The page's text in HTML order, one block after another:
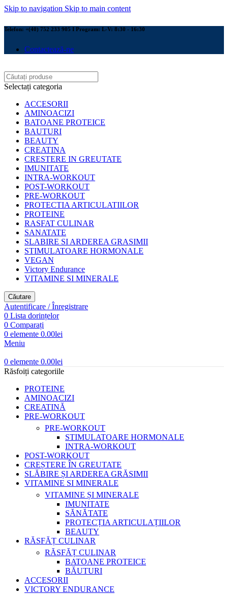
Skip to navigation Skip to main content
Telefon: +(40) 752 233 905 I Program: L-V: 8:30 - 16:30
Contactează-ne
Selectați categoria
ACCESORII
AMINOACIZI
BATOANE PROTEICE
BAUTURI
BEAUTY
CREATINA
CRESTERE IN GREUTATE
IMUNITATE
INTRA-WORKOUT
POST-WORKOUT
PRE-WORKOUT
PROTECTIA ARTICULATIILOR
PROTEINE
RASFAT CULINAR
SANATATE
SLABIRE SI ARDEREA GRASIMII
STIMULATOARE HORMONALE
VEGAN
Victory Endurance
VITAMINE SI MINERALE
Căutare
Autentificare / Înregistrare
0 Lista dorințelor
0 Comparați
0 elemente 0.00lei
Meniu
0 elemente 0.00lei
Răsfoiți categoriile
PROTEINE
AMINOACIZI
CREATINĂ
PRE-WORKOUT
PRE-WORKOUT
STIMULATOARE HORMONALE
INTRA-WORKOUT
POST-WORKOUT
CREȘTERE ÎN GREUTATE
SLĂBIRE ȘI ARDEREA GRĂSIMII
VITAMINE SI MINERALE
VITAMINE ȘI MINERALE
IMUNITATE
SĂNĂTATE
PROTECȚIA ARTICULAȚIILOR
BEAUTY
RĂSFĂȚ CULINAR
RĂSFĂȚ CULINAR
BATOANE PROTEICE
BĂUTURI
ACCESORII
VICTORY ENDURANCE